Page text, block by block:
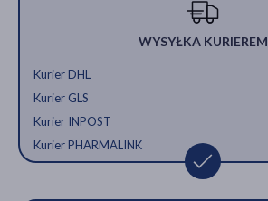
WYSYŁKA KURIEREM
Kurier DHL
Kurier GLS
Kurier INPOST
Kurier PHARMALINK